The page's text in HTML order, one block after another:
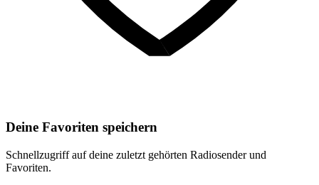
Deine Favoriten speichern
Schnellzugriff auf deine zuletzt gehörten Radiosender und
Favoriten.